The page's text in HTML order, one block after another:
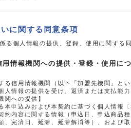
に関する同意条項
る個人情報の提供、登録、使用に関する
用情報機関への提供・登録・使用につ
る信用情報機関（以下「加盟先機関」と
人情報の提供を受け、返済または支払能
関への提供】
本申込みおよび本契約に基づく個人情報
約内容に関する情報（申込日、申込商品
、完済日、延滞、延滞解消等）、および